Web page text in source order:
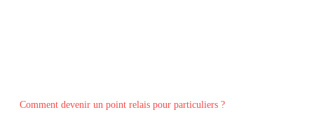
Comment devenir un point relais pour particuliers ?